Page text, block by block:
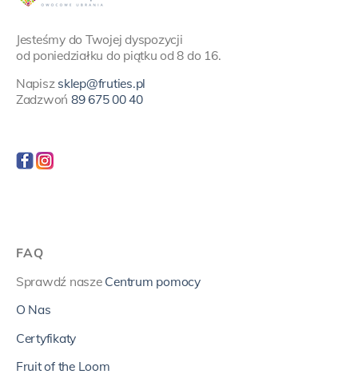
Jesteśmy do Twojej dyspozycji
od poniedziałku do piątku od 8 do 16.
Napisz sklep@fruties.pl
Zadzwoń 89 675 00 40
FAQ
Sprawdź nasze Centrum pomocy
O Nas
Certyfikaty
Fruit of the Loom